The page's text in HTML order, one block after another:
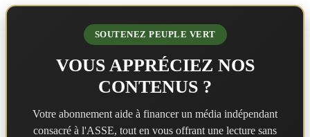
SOUTENEZ PEUPLE VERT
VOUS APPRÉCIEZ NOS
CONTENUS ?
Votre abonnement aide à financer un média indépendant
consacré à l'ASSE, tout en vous offrant une lecture sans